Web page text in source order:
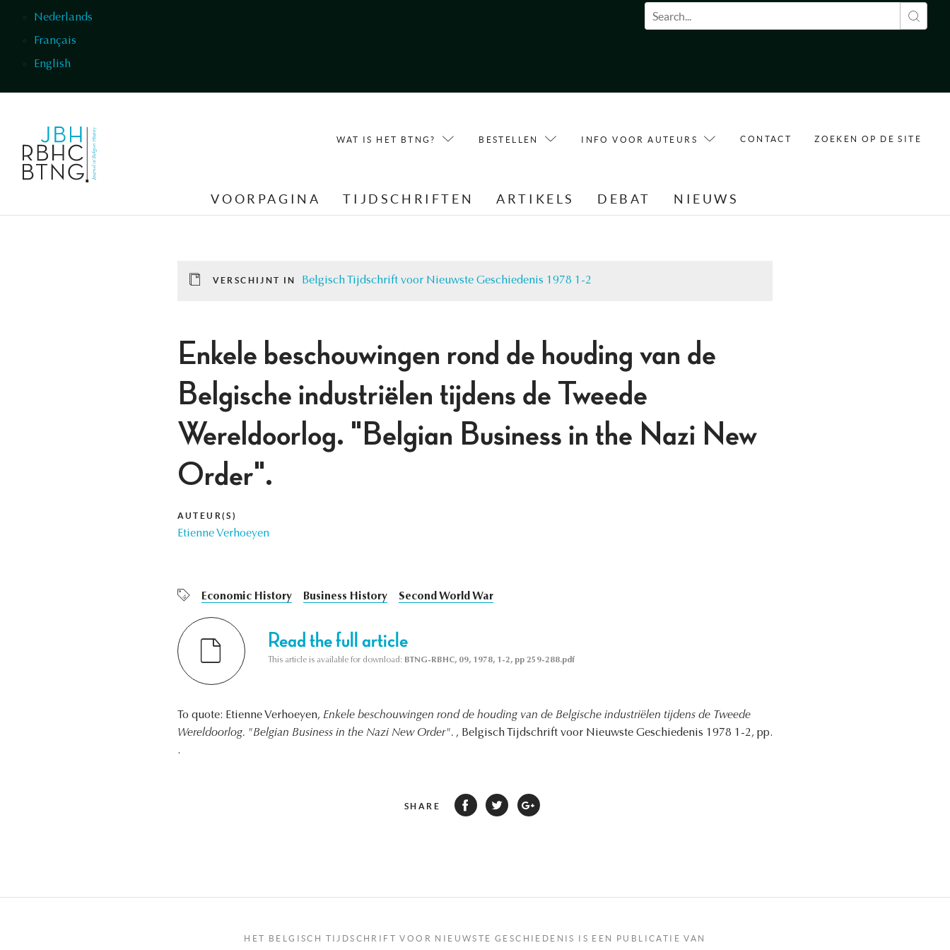
Nederlands
Français
English
Zoekveld
WAT IS HET BTNG? BESTELLEN INFO VOOR AUTEURS CONTACT ZOEKEN OP DE SITE
VOORPAGINA TIJDSCHRIFTEN ARTIKELS DEBAT NIEUWS
VERSCHIJNT IN Belgisch Tijdschrift voor Nieuwste Geschiedenis 1978 1-2
Enkele beschouwingen rond de houding van de
Belgische industriëlen tijdens de Tweede
Wereldoorlog. "Belgian Business in the Nazi New
Order".
AUTEUR(S)
Etienne Verhoeyen
Economic History Business History Second World War
Read the full article
This article is available for download: BTNG-RBHC, 09, 1978, 1-2, pp 259-288.pdf
To quote: Etienne Verhoeyen, Enkele beschouwingen rond de houding van de Belgische industriëlen tijdens de Tweede
Wereldoorlog. "Belgian Business in the Nazi New Order". , Belgisch Tijdschrift voor Nieuwste Geschiedenis 1978 1-2, pp.
.
SHARE
HET BELGISCH TIJDSCHRIFT VOOR NIEUWSTE GESCHIEDENIS IS EEN PUBLICATIE VAN